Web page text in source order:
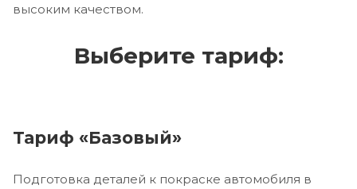
высоким качеством.
Выберите тариф:
Тариф «Базовый»
Подготовка деталей к покраске автомобиля в